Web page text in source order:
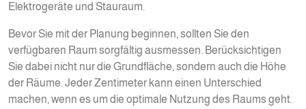
Elektrogeräte und Stauraum.
Bevor Sie mit der Planung beginnen, sollten Sie den
verfügbaren Raum sorgfältig ausmessen. Berücksichtigen
Sie dabei nicht nur die Grundfläche, sondern auch die Höhe
der Räume. Jeder Zentimeter kann einen Unterschied
machen, wenn es um die optimale Nutzung des Raums geht.